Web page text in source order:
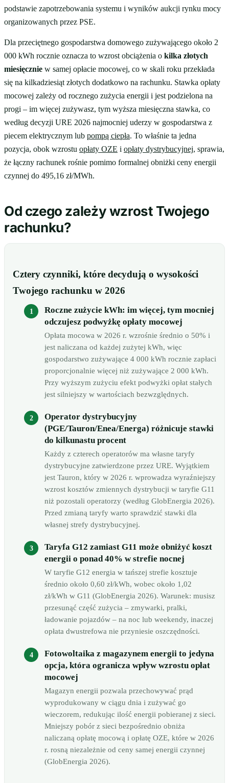
podstawie zapotrzebowania systemu i wyników aukcji rynku mocy
organizowanych przez PSE.
Dla przeciętnego gospodarstwa domowego zużywającego około 2
000 kWh rocznie oznacza to wzrost obciążenia o kilka złotych
miesięcznie w samej opłacie mocowej, co w skali roku przekłada
się na kilkadziesiąt złotych dodatkowo na rachunku. Stawka opłaty
mocowej zależy od rocznego zużycia energii i jest podzielona na
progi – im więcej zużywasz, tym wyższa miesięczna stawka, co
według decyzji URE 2026 najmocniej uderzy w gospodarstwa z
piecem elektrycznym lub pompą ciepła. To właśnie ta jedna
pozycja, obok wzrostu opłaty OZE i opłaty dystrybucyjnej, sprawia,
że łączny rachunek rośnie pomimo formalnej obniżki ceny energii
czynnej do 495,16 zł/MWh.
Od czego zależy wzrost Twojego
rachunku?
Cztery czynniki, które decydują o wysokości
Twojego rachunku w 2026
Roczne zużycie kWh: im więcej, tym mocniej
odczujesz podwyżkę opłaty mocowej
Opłata mocowa w 2026 r. wzrośnie średnio o 50% i
jest naliczana od każdej zużytej kWh, więc
gospodarstwo zużywające 4 000 kWh rocznie zapłaci
proporcjonalnie więcej niż zużywające 2 000 kWh.
Przy wyższym zużyciu efekt podwyżki opłat stałych
jest silniejszy w wartościach bezwzględnych.
Operator dystrybucyjny
(PGE/Tauron/Enea/Energa) różnicuje stawki
do kilkunastu procent
Każdy z czterech operatorów ma własne taryfy
dystrybucyjne zatwierdzone przez URE. Wyjątkiem
jest Tauron, który w 2026 r. wprowadza wyraźniejszy
wzrost kosztów zmiennych dystrybucji w taryfie G11
niż pozostali operatorzy (według GlobEnergia 2026).
Przed zmianą taryfy warto sprawdzić stawki dla
własnej strefy dystrybucyjnej.
Taryfa G12 zamiast G11 może obniżyć koszt
energii o ponad 40% w strefie nocnej
W taryfie G12 energia w tańszej strefie kosztuje
średnio około 0,60 zł/kWh, wobec około 1,02
zł/kWh w G11 (GlobEnergia 2026). Warunek: musisz
przesunąć część zużycia – zmywarki, pralki,
ładowanie pojazdów – na noc lub weekendy, inaczej
opłata dwustrefowa nie przyniesie oszczędności.
Fotowoltaika z magazynem energii to jedyna
opcja, która ogranicza wpływ wzrostu opłat
mocowej
Magazyn energii pozwala przechowywać prąd
wyprodukowany w ciągu dnia i zużywać go
wieczorem, redukując ilość energii pobieranej z sieci.
Mniejszy pobór z sieci bezpośrednio obniża
naliczaną opłatę mocową i opłatę OZE, które w 2026
r. rosną niezależnie od ceny samej energii czynnej
(GlobEnergia 2026).